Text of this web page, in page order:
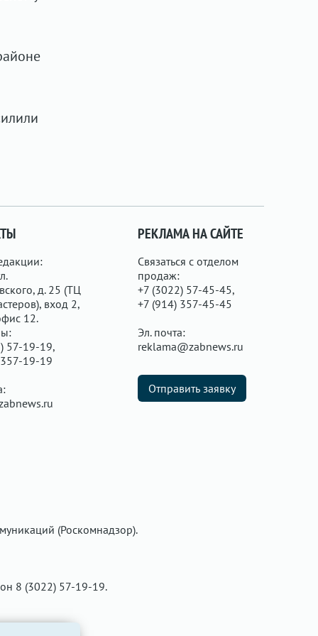
д. 25 (ТЦ
вход 2,
12.
57-19-19,
19-19
РЕКЛАМА НА САЙТЕ
Связаться с отделом
продаж:
+7 (3022) 57-45-45,
+7 (914) 357-45-45
Эл. почта:
reklama@zabnews.ru
Отправить заявку
(Роскомнадзор).
8 (3022) 57-19-19.